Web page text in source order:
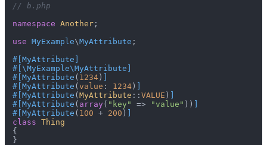
// b.php
namespace Another ;
use MyExample\MyAttribute ;
#[MyAttribute
#[\MyExample\MyAttribute
#[MyAttribute ( 1234 )
#[MyAttribute ( value : 1234 )
#[MyAttribute ( MyAttribute :: VALUE )
#[MyAttribute ( array ( "key" => "value" ))
#[MyAttribute ( 100 + 200 )
class Thing
{
}